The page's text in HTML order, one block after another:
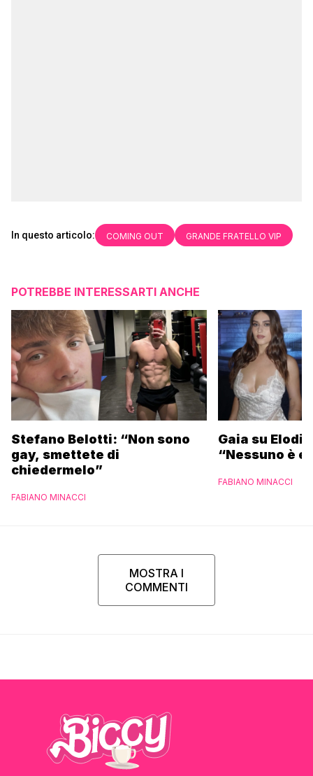
In questo articolo: COMING OUT GRANDE FRATELLO VIP
POTREBBE INTERESSARTI ANCHE
Stefano Belotti: “Non sono
gay, smettete di
chiedermelo”
FABIANO MINACCI
Gaia su
“Nessuno è
FABIANO MINACCI
MOSTRA I
COMMENTI